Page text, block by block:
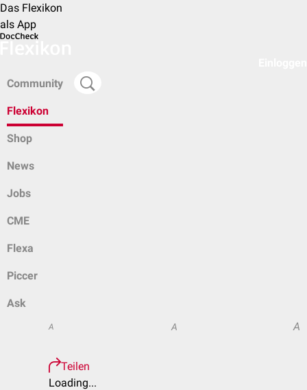
Das Flexikon
als App
Community
Flexikon
Shop
News
Jobs
CME
Flexa
Piccer
Ask
A A A
Teilen
Loading...